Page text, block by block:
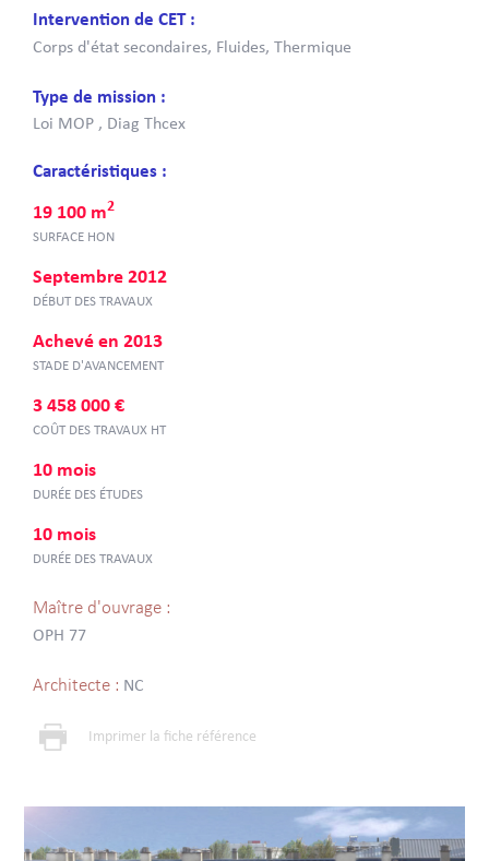
Intervention de CET :
Corps d'état secondaires, Fluides, Thermique
Type de mission :
Loi MOP , Diag Thcex
Caractéristiques :
19 100 m2
SURFACE HON
Septembre 2012
DÉBUT DES TRAVAUX
Achevé en 2013
STADE D'AVANCEMENT
3 458 000 €
COÛT DES TRAVAUX HT
10 mois
DURÉE DES ÉTUDES
10 mois
DURÉE DES TRAVAUX
Maître d'ouvrage :
OPH 77
Architecte : NC
Imprimer la fiche référence